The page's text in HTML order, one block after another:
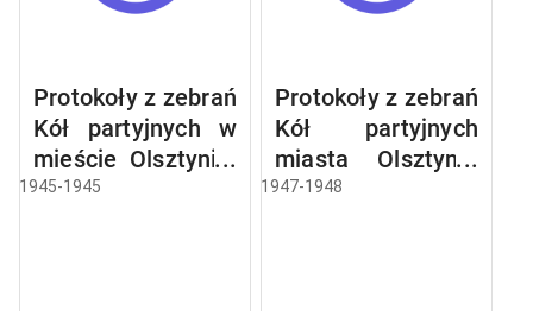
Protokoły z zebrań
Kół partyjnych w
mieście Olsztynie:
Centrala
1945-1945
Protokoły z zebrań
Kół partyjnych
miasta Olsztyna:
Centrala
1947-1948